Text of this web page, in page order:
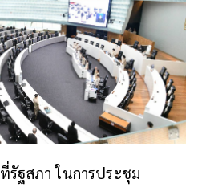
ที่รัฐสภา ในการประชุม